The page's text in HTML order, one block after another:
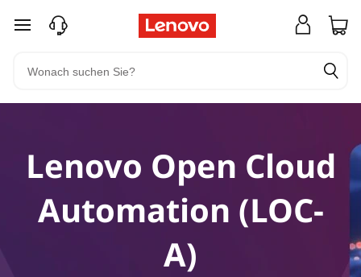
zum Hauptinhalt springen
Lenovo Open Cloud
Automation (LOC-
A)